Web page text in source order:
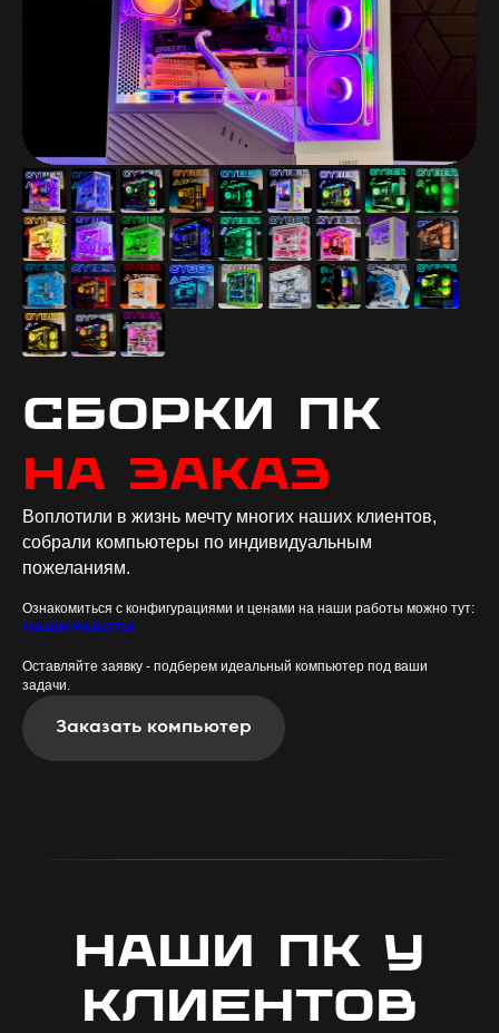
СБОРКИ ПК
НА ЗАКАЗ
Воплотили в жизнь мечту многих наших клиентов,
собрали компьютеры по индивидуальным
пожеланиям.
Ознакомиться с конфигурациями и ценами на наши работы можно тут:
НАШИ РАБОТЫ
Оставляйте заявку - подберем идеальный компьютер под ваши
задачи.
Заказать компьютер
Наши пк у
клиентов